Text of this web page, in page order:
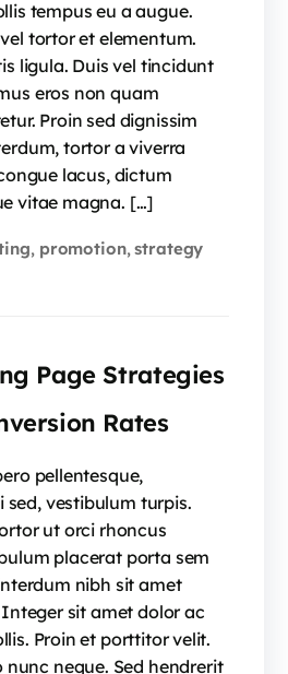
tempus eu a augue.
tortor et elementum.
ligula. Duis vel tincidunt
eros non quam
Proin sed dignissim
tortor a viverra
lacus, dictum
vitae magna. […]
, promotion,strategy
Page Strategies
Rates
pellentesque,
vestibulum turpis.
ut orci rhoncus
placerat porta sem
nibh sit amet
sit amet dolor ac
Proin et porttitor velit.
neque. Sed hendrerit